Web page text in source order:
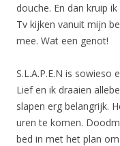
douche. En dan kruip
Tv kijken vanuit mijn
mee. Wat een genot!
S.L.A.P.E.N is sowieso
Lief en ik draaien
slapen erg belangrijk.
uren te komen.
bed in met het plan